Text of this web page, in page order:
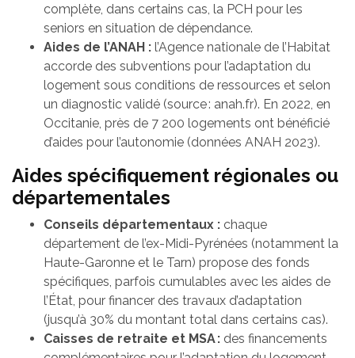
complète, dans certains cas, la PCH pour les
seniors en situation de dépendance.
Aides de l’ANAH : l’Agence nationale de l’Habitat
accorde des subventions pour l’adaptation du
logement sous conditions de ressources et selon
un diagnostic validé (source : anah.fr). En 2022, en
Occitanie, près de 7 200 logements ont bénéficié
d’aides pour l’autonomie (données ANAH 2023).
Aides spécifiquement régionales ou
départementales
Conseils départementaux : chaque
département de l’ex-Midi-Pyrénées (notamment la
Haute-Garonne et le Tarn) propose des fonds
spécifiques, parfois cumulables avec les aides de
l’État, pour financer des travaux d’adaptation
(jusqu’à 30% du montant total dans certains cas).
Caisses de retraite et MSA : des financements